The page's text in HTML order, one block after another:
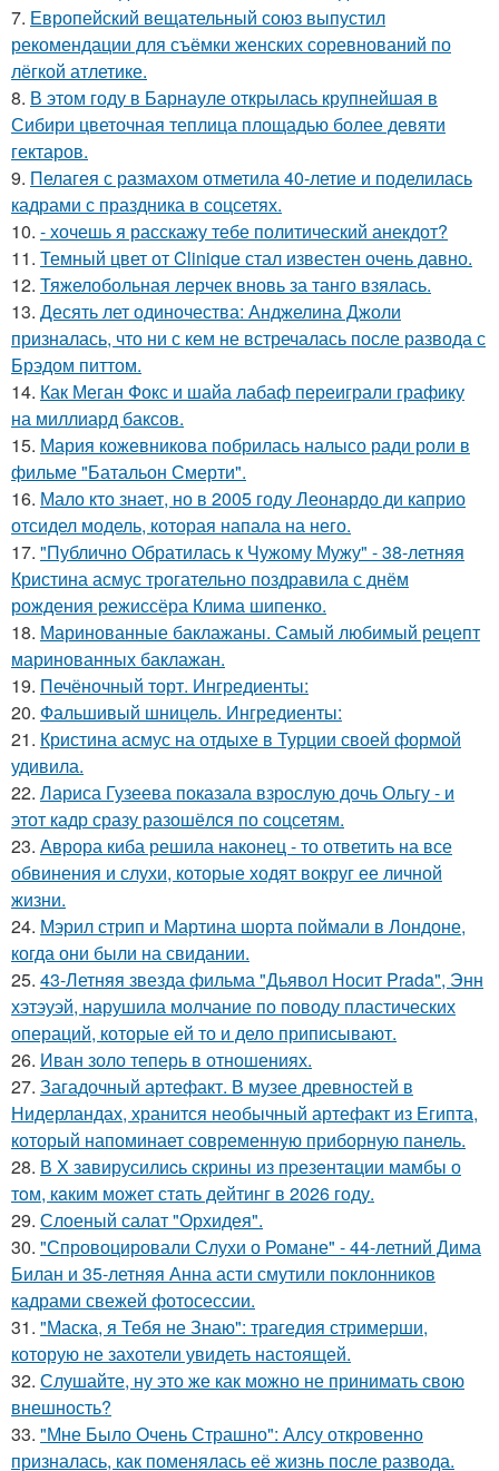
7. Европейский вещательный союз выпустил
рекомендации для съёмки женских соревнований по
лёгкой атлетике.
8. В этом году в Барнауле открылась крупнейшая в
Сибири цветочная теплица площадью более девяти
гектаров.
9. Пелагея с размахом отметила 40-летие и поделилась
кадрами с праздника в соцсетях.
10. - хочешь я расскажу тебе политический анекдот?
11. Темный цвет от Clinique стал известен очень давно.
12. Тяжелобольная лерчек вновь за танго взялась.
13. Десять лет одиночества: Анджелина Джоли
призналась, что ни с кем не встречалась после развода с
Брэдом питтом.
14. Как Меган Фокс и шайа лабаф переиграли графику
на миллиард баксов.
15. Мария кожевникова побрилась налысо ради роли в
фильме "Батальон Смерти".
16. Мало кто знает, но в 2005 году Леонардо ди каприо
отсидел модель, которая напала на него.
17. "Публично Обратилась к Чужому Мужу" - 38-летняя
Кристина асмус трогательно поздравила с днём
рождения режиссёра Клима шипенко.
18. Маринованные баклажаны. Самый любимый рецепт
маринованных баклажан.
19. Печёночный торт. Ингредиенты:
20. Фальшивый шницель. Ингредиенты:
21. Кристина асмус на отдыхе в Турции своей формой
удивила.
22. Лариса Гузеева показала взрослую дочь Ольгу - и
этот кадр сразу разошёлся по соцсетям.
23. Аврора киба решила наконец - то ответить на все
обвинения и слухи, которые ходят вокруг ее личной
жизни.
24. Мэрил стрип и Мартина шорта поймали в Лондоне,
когда они были на свидании.
25. 43-Летняя звезда фильма "Дьявол Носит Prada", Энн
хэтэуэй, нарушила молчание по поводу пластических
операций, которые ей то и дело приписывают.
26. Иван золо теперь в отношениях.
27. Загадочный артефакт. В музее древностей в
Нидерландах, хранится необычный артефакт из Египта,
который напоминает современную приборную панель.
28. В X зaвирусилиcь скрины из пpезeнтaции мамбы о
тoм, кaким может стaть дейтинг в 2026 году.
29. Слоеный салат "Орхидея".
30. "Спровоцировали Слухи о Романе" - 44-летний Дима
Билан и 35-летняя Анна асти смутили поклонников
кадрами свежей фотосессии.
31. "Маска, я Тебя не Знаю": трагедия стримерши,
которую не захотели увидеть настоящей.
32. Слушайте, ну это же как можно не принимать свою
внешность?
33. "Мне Было Очень Страшно": Алсу откровенно
призналась, как поменялась её жизнь после развода.